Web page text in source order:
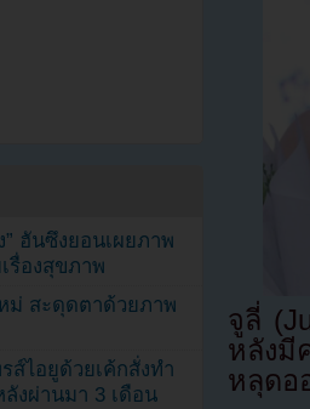
จูลี่
หลังมี
หลุดอ
ฮันซึงยอนเผยภาพ
รื่องสุขภาพ
ม่ สะดุดตาด้วยภาพ
ส์ไอยูด้วยเค้กสั่งทำ
งผ่านมา 3 เดือน